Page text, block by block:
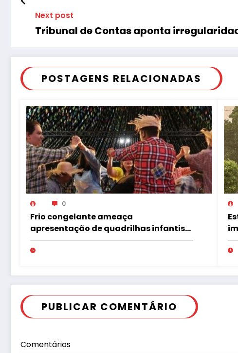
Next post
Tribunal de Contas aponta
POSTAGENS RELACIONADAS
0
Frio congelante ameaça
apresentação de quadrilhas infantis
no Tupã Junina
PUBLICAR COMENTÁRIO
Comentários